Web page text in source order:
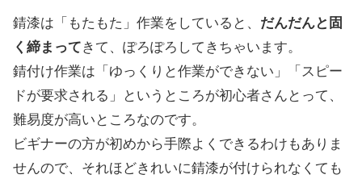
錆漆は「もたもた」作業をしていると、 だんだんと固
く締まってきて、ぽろぽろしてきちゃいます。
錆付け作業は「ゆっくりと作業ができない」「スピー
ドが要求される」というところが初心者さんとって、
難易度が高いところなのです。
ビギナーの方が初めから手際よくできるわけもありま
せんので、それほどきれいに錆漆が付けられなくても